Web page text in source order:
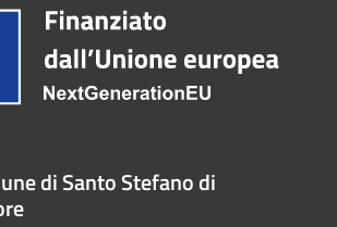
di Santo Stefano di